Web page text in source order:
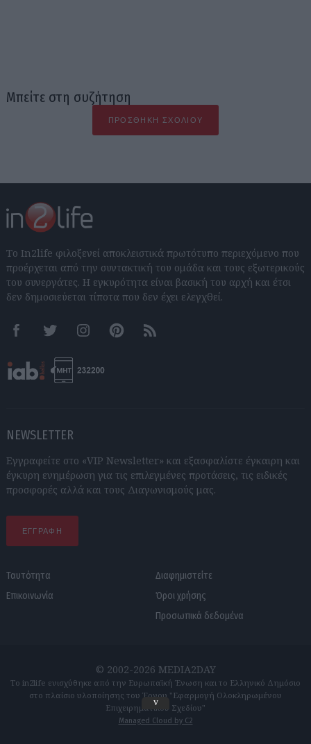
Μπείτε στη συζήτηση
ΠΡΟΣΘΉΚΗ ΣΧΟΛΊΟΥ
Το In2life φιλοξενεί αποκλειστικά πρωτότυπο περιεχόμενο που
προέρχεται από την συντακτική του ομάδα και τους εξωτερικούς
του συνεργάτες. Η εγκυρότητα είναι βασική του αρχή και έτσι
δεν δημοσιεύεται τίποτα που δεν έχει ελεγχθεί.
FacebookTwitter InstagramPinterestRSS feeds
NEWSLETTER
Εγγραφείτε στο «VIP Newsletter» και εξασφαλίστε έγκαιρη και
έγκυρη ενημέρωση για τις επιλεγμένες προτάσεις, τις ειδικές
προσφορές αλλά και τους Διαγωνισμούς μας.
ΕΓΓΡΑΦΗ
Ταυτότητα
Επικοινωνία
Διαφημιστείτε
Όροι χρήσης
Προσωπικά δεδομένα
© 2002-2026 MEDIA2DAY
Το in2life ενισχύθηκε από την Ευρωπαϊκή Ένωση και το Ελληνικό Δημόσιο
στο πλαίσιο υλοποίησης του Έργου "Εφαρμογή Ολοκληρωμένου
Επιχειρηματικού Σχεδίου"
Managed Cloud by C2
v